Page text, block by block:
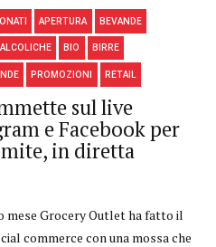
APERTURA BEVANDE
BIO BIRRE
PROMOZIONI RETAIL
sul live
e Facebook per
in diretta
mese Grocery Outlet ha fatto il
commerce con una mossa che